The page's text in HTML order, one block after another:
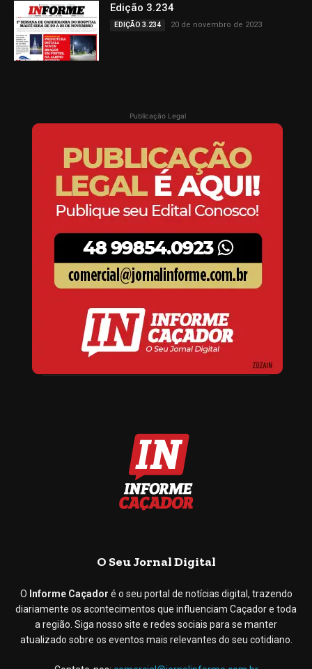
Edição 3.234
EDIÇÃO 3.234 20 de novembro de 2023
Publicação Legal
O Seu Jornal Digital
O Informe Caçador é o seu portal de notícias digital, trazendo
diariamente os acontecimentos que influenciam Caçador e toda
a região. Siga nosso site e redes sociais para se manter
atualizado sobre os eventos mais relevantes do seu cotidiano.